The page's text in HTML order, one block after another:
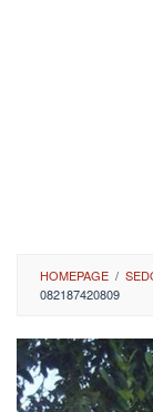
HOMEPAGE /
082187420809